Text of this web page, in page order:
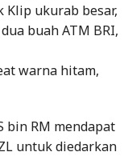
ukurab besar,
buah ATM BRI,
warna hitam,
bin RM mendapat
untuk diedarkan